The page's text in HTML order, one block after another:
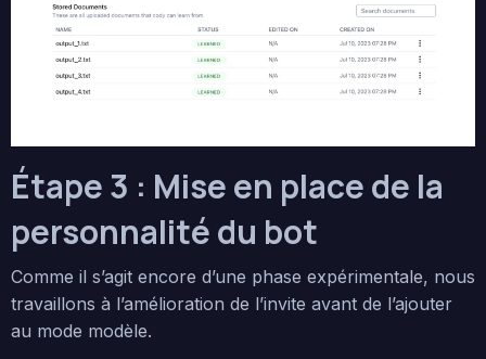
Étape 3 : Mise en place de la
personnalité du bot
Comme il s’agit encore d’une phase expérimentale, nous
travaillons à l’amélioration de l’invite avant de l’ajouter
au mode modèle.